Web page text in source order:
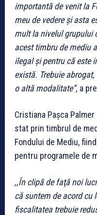
importantă de venit la
meu de vedere şi asta
mult la nivelul grupului
acest timbru de mediu
ilegal şi pentru că este
există. Trebuie
o altă modalitate”, a
Cristiana Paşca
stat prin timbrul de
Fondului de Mediu,
pentru programele de
,,În clipă de faţă noi
că suntem de acord cu
fiscalitatea trebuie